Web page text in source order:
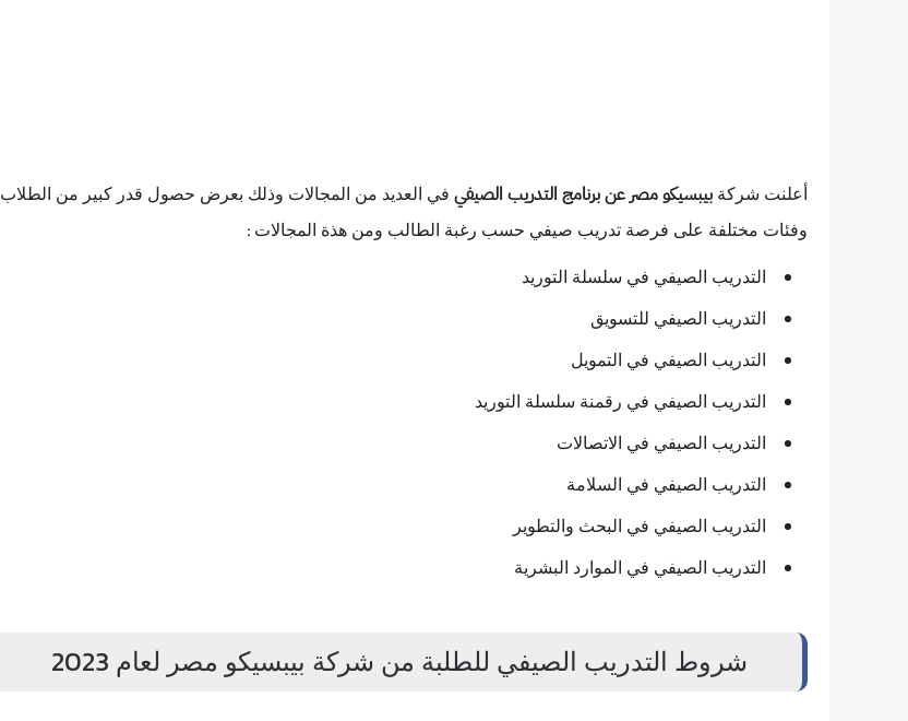
أعلنت شركة بيبسيكو مصر عن برنامج التدريب الصيفي في العديد من المجالات وذلك بعرض حصول قدر كبير من الطلاب
وفئات مختلفة على فرصة تدريب صيفي حسب رغبة الطالب ومن هذة المجالات :
التدريب الصيفي في سلسلة التوريد
التدريب الصيفي للتسويق
التدريب الصيفي في التمويل
التدريب الصيفي في رقمنة سلسلة التوريد
التدريب الصيفي في الاتصالات
التدريب الصيفي في السلامة
التدريب الصيفي في البحث والتطوير
التدريب الصيفي في الموارد البشرية
شروط التدريب الصيفي للطلبة من شركة بيبسيكو مصر لعام 2023